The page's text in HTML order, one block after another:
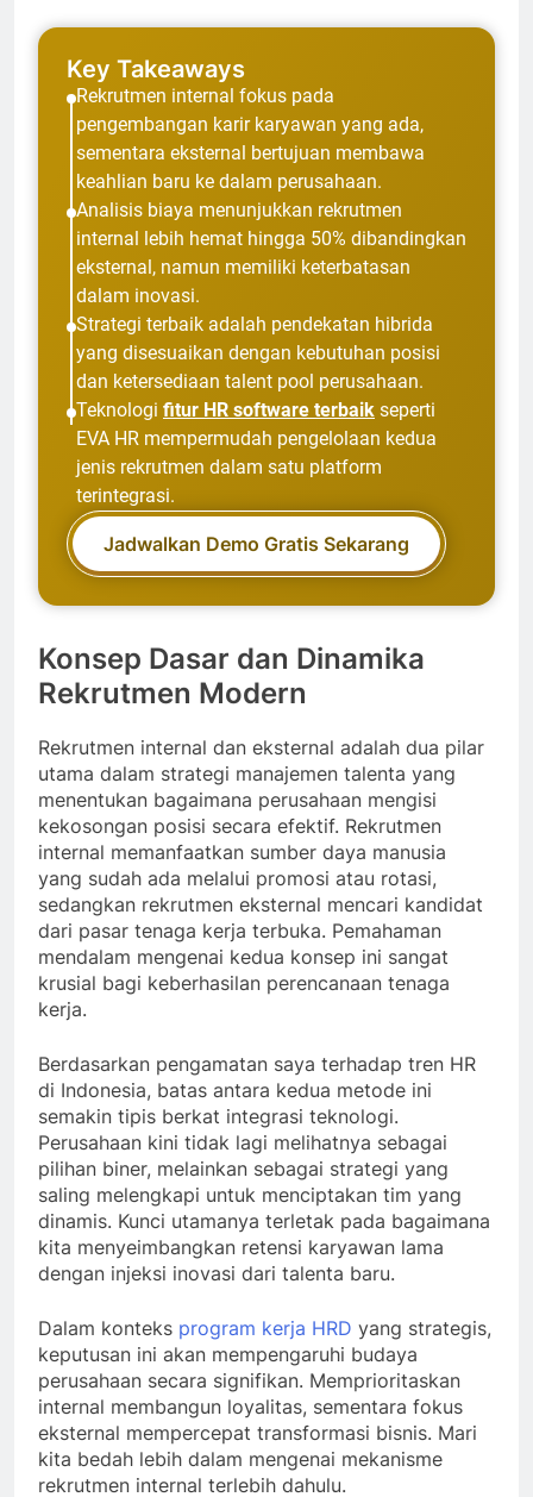
Key Takeaways
Rekrutmen internal fokus pada
pengembangan karir karyawan yang ada,
sementara eksternal bertujuan membawa
keahlian baru ke dalam perusahaan.
Analisis biaya menunjukkan rekrutmen
internal lebih hemat hingga 50% dibandingkan
eksternal, namun memiliki keterbatasan
dalam inovasi.
Strategi terbaik adalah pendekatan hibrida
yang disesuaikan dengan kebutuhan posisi
dan ketersediaan talent pool perusahaan.
Teknologi fitur HR software terbaik seperti
EVA HR mempermudah pengelolaan kedua
jenis rekrutmen dalam satu platform
terintegrasi.
Jadwalkan Demo Gratis Sekarang
Konsep Dasar dan Dinamika
Rekrutmen Modern
Rekrutmen internal dan eksternal adalah dua pilar
utama dalam strategi manajemen talenta yang
menentukan bagaimana perusahaan mengisi
kekosongan posisi secara efektif. Rekrutmen
internal memanfaatkan sumber daya manusia
yang sudah ada melalui promosi atau rotasi,
sedangkan rekrutmen eksternal mencari kandidat
dari pasar tenaga kerja terbuka. Pemahaman
mendalam mengenai kedua konsep ini sangat
krusial bagi keberhasilan perencanaan tenaga
kerja.
Berdasarkan pengamatan saya terhadap tren HR
di Indonesia, batas antara kedua metode ini
semakin tipis berkat integrasi teknologi.
Perusahaan kini tidak lagi melihatnya sebagai
pilihan biner, melainkan sebagai strategi yang
saling melengkapi untuk menciptakan tim yang
dinamis. Kunci utamanya terletak pada bagaimana
kita menyeimbangkan retensi karyawan lama
dengan injeksi inovasi dari talenta baru.
Dalam konteks program kerja HRD yang strategis,
keputusan ini akan mempengaruhi budaya
perusahaan secara signifikan. Memprioritaskan
internal membangun loyalitas, sementara fokus
eksternal mempercepat transformasi bisnis. Mari
kita bedah lebih dalam mengenai mekanisme
rekrutmen internal terlebih dahulu.